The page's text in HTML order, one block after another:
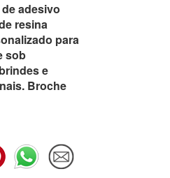
adesivo
resina
para
sob
e
Broche